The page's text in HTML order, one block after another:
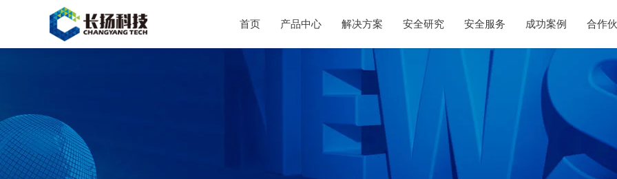
首页 产品中心 解决方案 安全研究 安全服务 成功案例 合作